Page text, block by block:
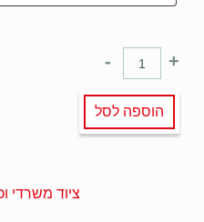
+
-
הוספה לסל
ציוד משרדי